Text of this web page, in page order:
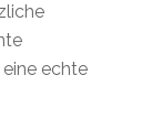
echte